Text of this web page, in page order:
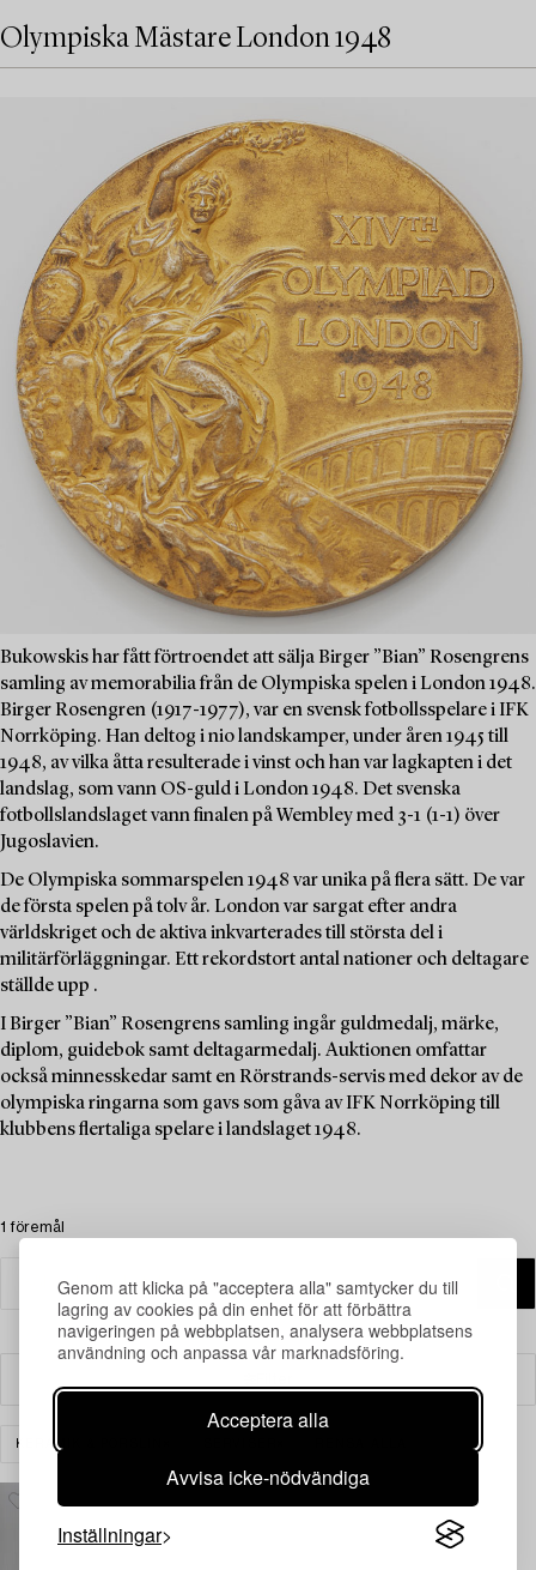
Genom att klicka på "acceptera alla" samtycker du till
lagring av cookies på din enhet för att förbättra
navigeringen på webbplatsen, analysera webbplatsens
användning och anpassa vår marknadsföring.
Acceptera alla
Avvisa icke-nödvändiga
Inställningar
Olympiska Mästare London 1948
Bukowskis har fått förtroendet att sälja Birger ”Bian” Rosengrens
samling av memorabilia från de Olympiska spelen i London 1948.
Birger Rosengren (1917-1977), var en svensk fotbollsspelare i IFK
Norrköping. Han deltog i nio landskamper, under åren 1945 till
1948, av vilka åtta resulterade i vinst och han var lagkapten i det
landslag, som vann OS-guld i London 1948. Det svenska
fotbollslandslaget vann finalen på Wembley med 3-1 (1-1) över
Jugoslavien.
De Olympiska sommarspelen 1948 var unika på flera sätt. De var
de första spelen på tolv år. London var sargat efter andra
världskriget och de aktiva inkvarterades till största del i
militärförläggningar. Ett rekordstort antal nationer och deltagare
ställde upp .
I Birger ”Bian” Rosengrens samling ingår guldmedalj, märke,
diplom, guidebok samt deltagarmedalj. Auktionen omfattar
också minnesskedar samt en Rörstrands-servis med dekor av de
olympiska ringarna som gavs som gåva av IFK Norrköping till
klubbens flertaliga spelare i landslaget 1948.
1 föremål
KERAMIK & PORSLIN